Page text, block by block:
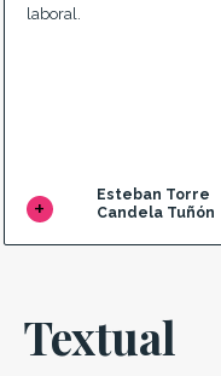
laboral.
Esteban Torre
Candela Tuñón
Textual